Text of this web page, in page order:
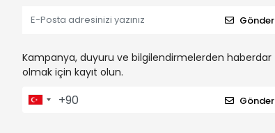
Gönder
Kampanya, duyuru ve bilgilendirmelerden haberdar
olmak için kayıt olun.
Gönder